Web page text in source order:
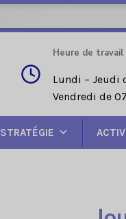
Heure de travail
Lundi – Jeudi
Vendredi de
STRATÉGIE